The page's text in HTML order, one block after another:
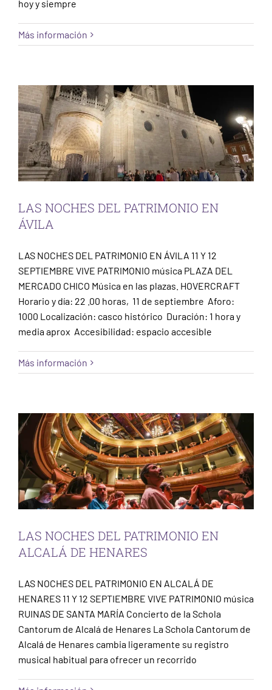
hoy y siempre
Más información
LAS NOCHES DEL PATRIMONIO EN ÁVILA
LAS NOCHES DEL PATRIMONIO EN
ÁVILA
LAS NOCHES DEL PATRIMONIO EN ÁVILA 11 Y 12
SEPTIEMBRE VIVE PATRIMONIO música PLAZA DEL
MERCADO CHICO Música en las plazas. HOVERCRAFT
Horario y día: 22 .00 horas, 11 de septiembre Aforo:
1000 Localización: casco histórico Duración: 1 hora y
media aprox Accesibilidad: espacio accesible
Más informaciónLAS NOCHES DEL PATRIMONIO EN
LAS NOCHES DEL PATRIMONIO EN
ALCALÁ DE HENARES
LAS NOCHES DEL PATRIMONIO EN ALCALÁ DE
HENARES 11 Y 12 SEPTIEMBRE VIVE PATRIMONIO música
RUINAS DE SANTA MARÍA Concierto de la Schola
Cantorum de Alcalá de Henares La Schola Cantorum de
Alcalá de Henares cambia ligeramente su registro
musical habitual para ofrecer un recorrido